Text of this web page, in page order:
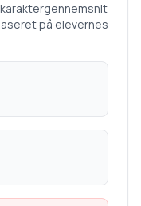
på elevernes